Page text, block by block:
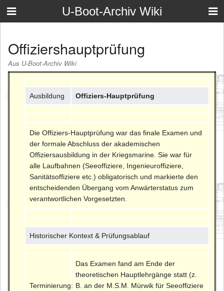
U-Boot-Archiv Wiki
Offiziershauptprüfung
Aus U-Boot-Archiv Wiki
Ausbildung Offiziers-Hauptprüfung
Die Offiziers-Hauptprüfung war das finale Examen und
der formale Abschluss der akademischen
Offiziersausbildung in der Kriegsmarine. Sie war für
alle Laufbahnen (Seeoffiziere, Ingenieuroffiziere,
Sanitätsoffiziere etc.) obligatorisch und markierte den
entscheidenden Übergang vom Anwärterstatus zum
verantwortlichen Vorgesetzten.
Historischer Kontext & Prüfungsablauf
Terminierung:
Das Examen fand am Ende der
theoretischen Hauptlehrgänge statt (z.
B. an der M.S.M. Mürwik für Seeoffiziere